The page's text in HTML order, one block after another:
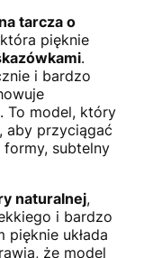
tarcza o
pięknie
.
i bardzo
To model, który
aby przyciągać
subtelny
naturalnej,
i bardzo
układa
że model